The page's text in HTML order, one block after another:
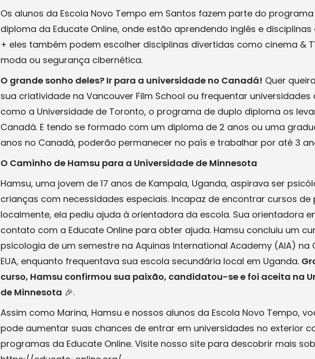
Os alunos da Escola Novo Tempo em Santos fazem parte do
diploma da Educate Online, onde estão aprendendo inglês e
+ eles também podem escolher disciplinas divertidas como cinema &
moda ou segurança cibernética.
O grande sonho deles? Ir para a universidade no Canadá! Quer
sua criatividade na Vancouver Film School ou frequentar universidades
como a Universidade de Toronto, o programa de duplo diploma os
Canadá. E tendo se formado com um diploma de 2 anos ou uma
anos no Canadá, poderão permanecer no país e trabalhar por até 3
O Caminho de Hamsu para a Universidade de Minnesota
Hamsu, uma jovem de 17 anos de Kampala, Uganda, aspirava ser
crianças com necessidades especiais. Incapaz de encontrar cursos de
localmente, ela pediu ajuda à orientadora da escola. Sua orientadora
contato com a Educate Online para obter ajuda. Hamsu concluiu um
psicologia de um semestre na Aquinas International Academy (AIA) na
EUA, enquanto frequentava sua escola secundária local em Uganda.
curso, Hamsu confirmou sua paixão, candidatou-se e foi aceita na
de Minnesota 🎉.
Assim como Marina, Hamsu e nossos alunos da Escola Novo Tempo,
pode aumentar suas chances de entrar em universidades no exterior
programas da Educate Online. Visite nosso site para descobrir mais